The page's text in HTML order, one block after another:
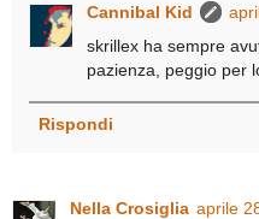
Cannibal Kid
skrillex ha sempre
pazienza, peggio per
Rispondi
Nella Crosiglia aprile